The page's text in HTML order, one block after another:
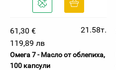
61,30 €
21.58т.
119,89 лв
Омега 7 - Масло от облепиха,
100 капсули